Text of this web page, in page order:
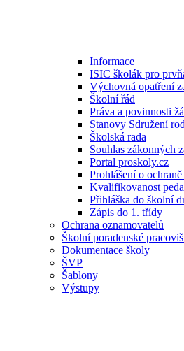
Informace
ISIC školák pro
Výchovná opatření
Školní řád
Práva a povinnosti
Stanovy Sdružení
Školská rada
Souhlas zákonných
Portal proskoly.cz
Prohlášení o
Kvalifikovanost
Přihláška do školní
Zápis do 1. třídy
Ochrana oznamovatelů
Školní poradenské
Dokumentace školy
ŠVP
Šablony
Výstupy